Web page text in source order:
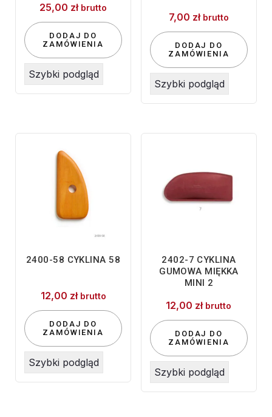
25,00 zł brutto
DODAJ DO
ZAMÓWIENIA
Szybki podgląd
7,00 zł brutto
DODAJ DO
ZAMÓWIENIA
Szybki podgląd
2400-58 CYKLINA 58
12,00 zł brutto
DODAJ DO
ZAMÓWIENIA
Szybki podgląd
2402-7 CYKLINA
GUMOWA MIĘKKA
MINI 2
12,00 zł brutto
DODAJ DO
ZAMÓWIENIA
Szybki podgląd